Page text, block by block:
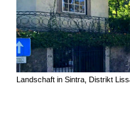
Landschaft in Sintra, Distrikt